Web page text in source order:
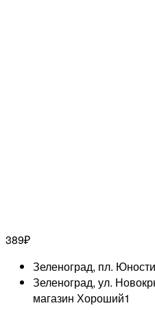
389₽
Зеленоград, пл.
Зеленоград, ул.
магазин Хороший1